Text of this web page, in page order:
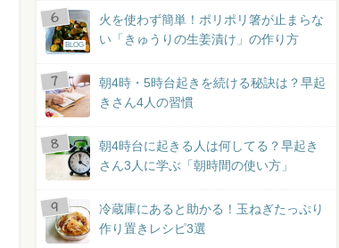
BLOG
火を使わず簡単！ポリポリ箸が止まらな
い「きゅうりの生姜漬け」の作り方
朝4時・5時台起きを続ける秘訣は？早起
きさん4人の習慣
朝4時台に起きる人は何してる？早起き
さん3人に学ぶ「朝時間の使い方」
冷蔵庫にあると助かる！玉ねぎたっぷり
作り置きレシピ3選